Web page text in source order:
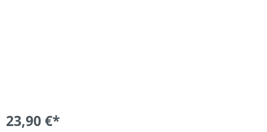
23,90 €*